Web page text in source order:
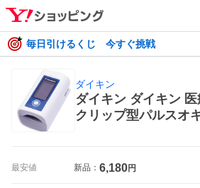
毎日引けるくじ 今すぐ挑戦
ダイキン
ダイキン ダイキン
クリップ型パルスオ
最安値 新品： 6,180円